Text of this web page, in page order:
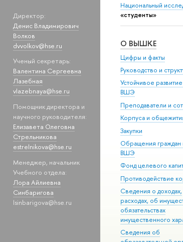
Директор:
Денис Владимирович
Волков
dvvolkov@hse.ru
Ученый секретарь:
Валентина Сергеевна
Лазебная
vlazebnaya@hse.ru
Помощник директора и
научного руководителя:
Елизавета Олеговна
Стрельникова
estrelnikova@hse.ru
Менеджер, начальник
Учебного отдела:
Лора Айлиевна
Синбаригова
lsinbarigova@hse.ru
Национальный
«студенты»
О ВЫШКЕ
Цифры и факты
Руководство и
Устойчивое
ВШЭ
Преподаватели и
Корпуса и
Закупки
Обращения
ВШЭ
Фонд целевого
Противодействие
Сведения о доходах,
расходах, об
обязательствах
имущественного
Сведения об